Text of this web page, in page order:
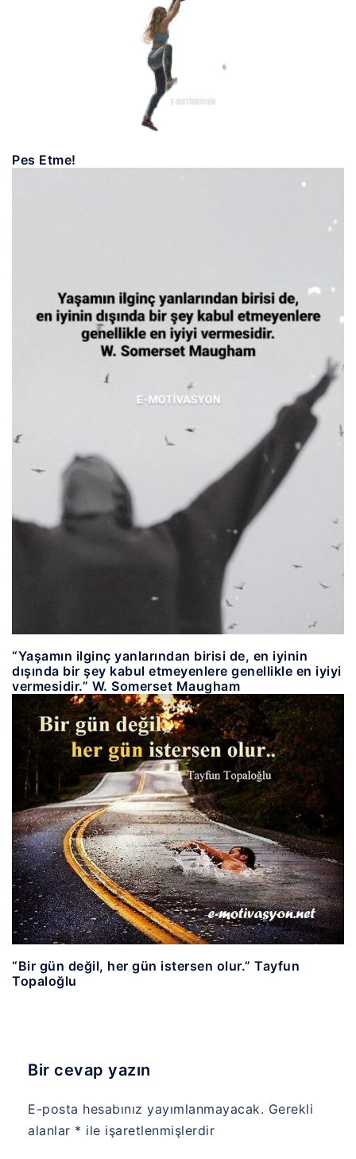
Pes Etme!
“Yaşamın ilginç yanlarından birisi de, en iyinin
dışında bir şey kabul etmeyenlere genellikle en iyiyi
vermesidir.” W. Somerset Maugham
“Bir gün değil, her gün istersen olur.” Tayfun
Topaloğlu
Bir cevap yazın
E-posta hesabınız yayımlanmayacak. Gerekli
alanlar * ile işaretlenmişlerdir